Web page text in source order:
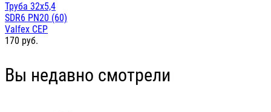
Труба 32х5,4
SDR6 PN20 (60)
Valfex СЕР
170 руб.
Вы недавно смотрели